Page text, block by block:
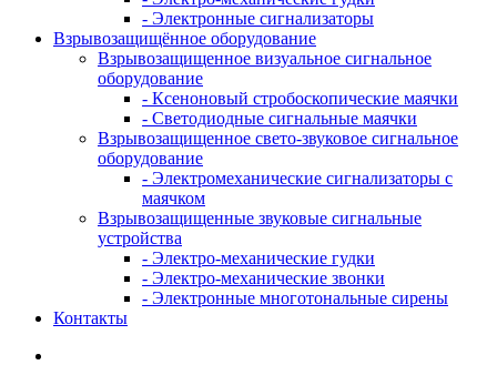
- Электронные сигнализаторы
Взрывозащищённое оборудование
Взрывозащищенное визуальное сигнальное
оборудование
- Ксеноновый стробоскопические маячки
- Светодиодные сигнальные маячки
Взрывозащищенное свето-звуковое сигнальное
оборудование
- Электромеханические сигнализаторы с
маячком
Взрывозащищенные звуковые сигнальные
устройства
- Электро-механические гудки
- Электро-механические звонки
- Электронные многотональные сирены
Контакты